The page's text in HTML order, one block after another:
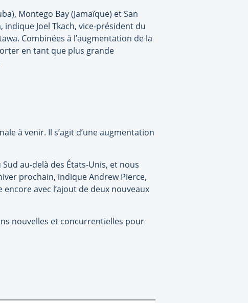
Montego Bay (Jamaïque) et San
indique Joel Tkach, vice-président du
Combinées à l’augmentation de la
en tant que plus grande
à venir. Il s’agit d’une augmentation
au-delà des États-Unis, et nous
prochain, indique Andrew Pierce,
avec l’ajout de deux nouveaux
nouvelles et concurrentielles pour